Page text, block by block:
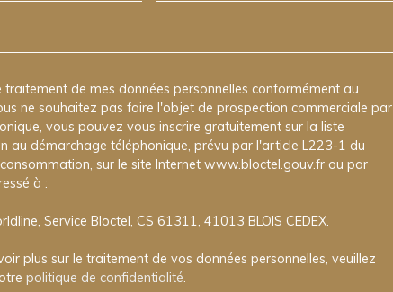
traitement de mes données personnelles conformément au
ne souhaitez pas faire l'objet de prospection commerciale par
vous pouvez vous inscrire gratuitement sur la liste
au démarchage téléphonique, prévu par l'article L223-1 du
sur le site Internet www.bloctel.gouv.fr ou par
à :
Service Bloctel, CS 61311, 41013 BLOIS CEDEX.
plus sur le traitement de vos données personnelles, veuillez
politique de confidentialité.